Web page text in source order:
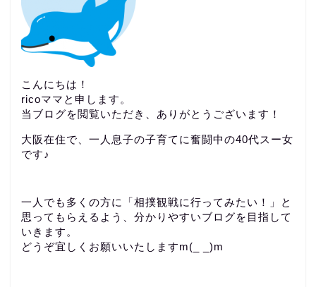
こんにちは！
ricoママと申します。
当ブログを閲覧いただき、ありがとうございます！
大阪在住で、一人息子の子育てに奮闘中の40代スー女
です♪
一人でも多くの方に「相撲観戦に行ってみたい！」と
思ってもらえるよう、分かりやすいブログを目指して
いきます。
どうぞ宜しくお願いいたしますm(_ _)m